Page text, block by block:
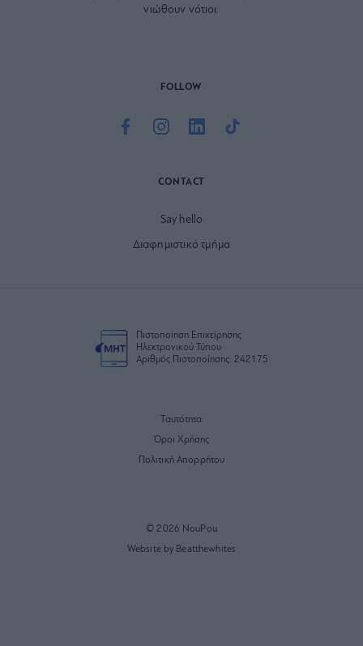
νιώθουν νότιοι.
FOLLOW
CONTACT
Say hello
Διαφημιστικό τμήμα
Πιστοποίηση Επιχείρησης
Ηλεκτρονικού Τύπου
Αριθμός Πιστοποίησης: 242175
Ταυτότητα
Όροι Χρήσης
Πολιτική Απορρήτου
© 2026 NouPou
Website by Beatthewhites